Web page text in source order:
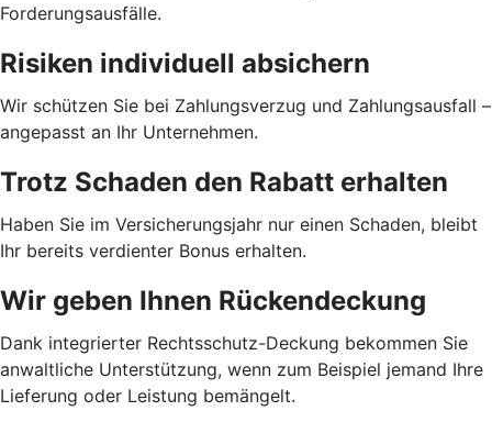
Forderungsausfälle.
Risiken individuell absichern
Wir schützen Sie bei Zahlungsverzug und Zahlungsausfall –
angepasst an Ihr Unternehmen.
Trotz Schaden den Rabatt erhalten
Haben Sie im Versicherungsjahr nur einen Schaden, bleibt
Ihr bereits verdienter Bonus erhalten.
Wir geben Ihnen Rückendeckung
Dank integrierter Rechtsschutz-Deckung bekommen Sie
anwaltliche Unterstützung, wenn zum Beispiel jemand Ihre
Lieferung oder Leistung bemängelt.